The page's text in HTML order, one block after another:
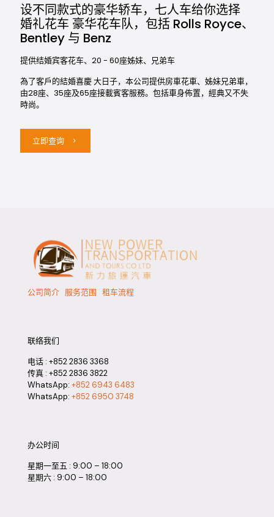
设不同款式的豪华轿车，七人车给你选择
婚礼花车 豪华花车队，包括 Rolls Royce、
Bentley 与 Benz
提供结婚宾客花车、20 - 60座姊妹、兄弟车
為了客戶的結婚喜慶 大日子，本公司提供房車花車、姊妹兄弟車，
由28座、35座及65座接載賓客服務。包括車身佈置，經典又不失
時尚。
立即查询
公司简介 服务范围 租车流程
联络我们
电话 : +852 2836 3368
传真 : +852 2836 3822
WhatsApp: +852 6943 6483
WhatsApp: +852 6950 3748
办公时间
星期一至五 : 9:00 – 18:00
星期六 : 9:00 – 18:00